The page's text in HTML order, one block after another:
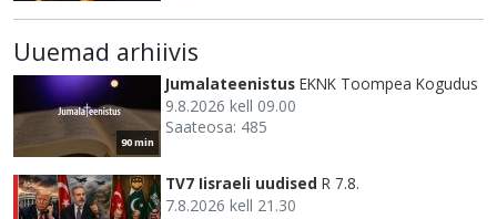
Uuemad arhiivis
90 min
Jumalateenistus EKNK Toompea Kogudus
9.8.2026 kell 09.00
Saateosa: 485
TV7 Iisraeli uudised R 7.8.
7.8.2026 kell 21.30